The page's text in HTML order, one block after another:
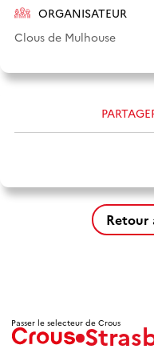
ORGANISATEUR
Clous de Mulhouse
Retour
Passer le selecteur de Crous